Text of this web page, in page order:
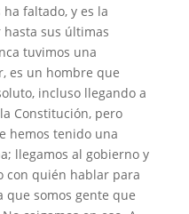
faltado, y es la
sus últimas
tuvimos una
es un hombre que
incluso llegando a
Constitución, pero
hemos tenido una
llegamos al gobierno y
con quién hablar para
que somos gente que